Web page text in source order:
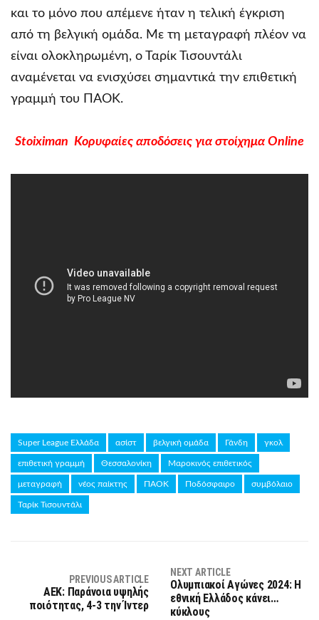
και το μόνο που απέμενε ήταν η τελική έγκριση
από τη βελγική ομάδα. Με τη μεταγραφή πλέον να
είναι ολοκληρωμένη, ο Ταρίκ Τισουντάλι
αναμένεται να ενισχύσει σημαντικά την επιθετική
γραμμή του ΠΑΟΚ.
Stoiximan Κορυφαίες αποδόσεις για στοίχημα Online
Super League Ελλάδα ασίστ βελγική ομάδα Γάνδη γκολ
επιθετική γραμμή Θεσσαλονίκη Μαροκινός επιθετικός
μεταγραφή νέος παίκτης ΠΑΟΚ Ποδόσφαιρο συμβόλαιο
Ταρίκ Τισουντάλι
PREVIOUS ARTICLE
ΑΕΚ: Παράνοια υψηλής
ποιότητας, 4-3 την Ίντερ
NEXT ARTICLE
Ολυμπιακοί Αγώνες 2024: Η
εθνική Ελλάδος κάνει…
κύκλους